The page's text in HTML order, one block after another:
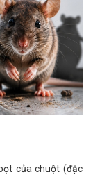
của chuột (đặc